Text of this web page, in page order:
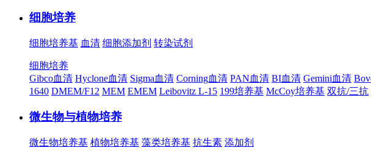
细胞培养
细胞培养基 血清 细胞添加剂 转染试剂
细胞培养
Gibco血清 Hyclone血清 Sigma血清 Corning血清 PAN血清 BI血清 Gemini血清
1640 DMEM/F12 MEM EMEM Leibovitz L-15 199培养基 McCoy培养基 双抗/三抗
微生物与植物培养
微生物培养基 植物培养基 藻类培养基 抗生素 添加剂